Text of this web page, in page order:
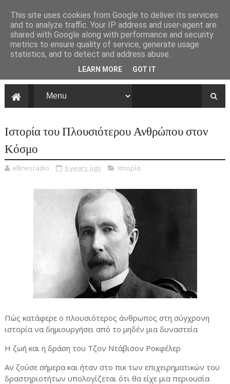
Ιστορία του Πλουσιότερου Ανθρώπου στον
Κόσμο
ellinesradio 6 years ago Ιστορία
Πώς κατάφερε o πλουσιότερος άνθρωπος στη σύγχρονη
ιστορία να δημιουργήσει από το μηδέν μια δυναστεία
Η ζωή και η δράση του Τζον Ντάβισον Ροκφέλερ
Αν ζούσε σήμερα και ήταν στο πικ των επιχειρηματικών του
δραστηριοτήτων υπολογίζεται ότι θα είχε μια περιουσία
This site uses cookies from Google to deliver its services
and to analyze traffic. Your IP address and user-agent are
shared with Google along with performance and security
metrics to ensure quality of service, generate usage
statistics, and to detect and address abuse.
LEARN MORE GOT IT